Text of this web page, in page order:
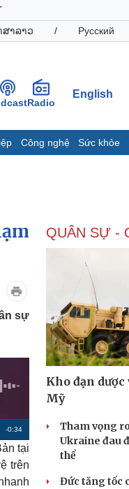
ສາລາວ / Русский
Radio
English
Công nghệ Sức khỏe
nghiệp
Thông tin doanh nghiệp
nghiệp 24h
Doanh nhân
Vì cộng đồng
Du lịch
Tour
sự
R
e
-0:34
tại
trên
QUÂN SỰ -
Kho đạn
Mỹ
Tham vọng
Ukraine đau
thể
Đức tăng tốc